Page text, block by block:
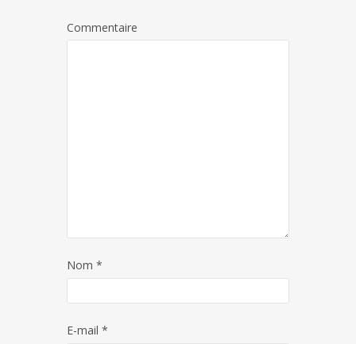
Commentaire
Nom *
E-mail *